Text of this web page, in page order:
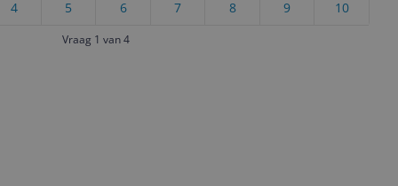
10
9
8
7
6
5
4
Vraag 1 van 4